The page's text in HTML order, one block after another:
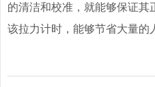
的清洁和校准，就能够保证其
该拉力计时，能够节省大量的